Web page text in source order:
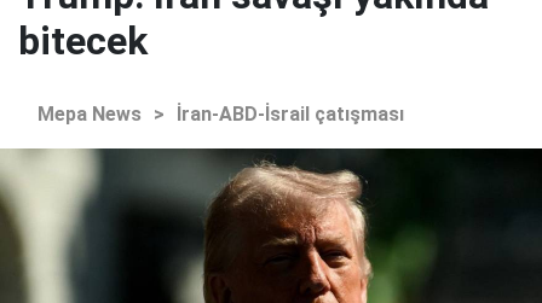
bitecek
Mepa News > İran-ABD-İsrail çatışması